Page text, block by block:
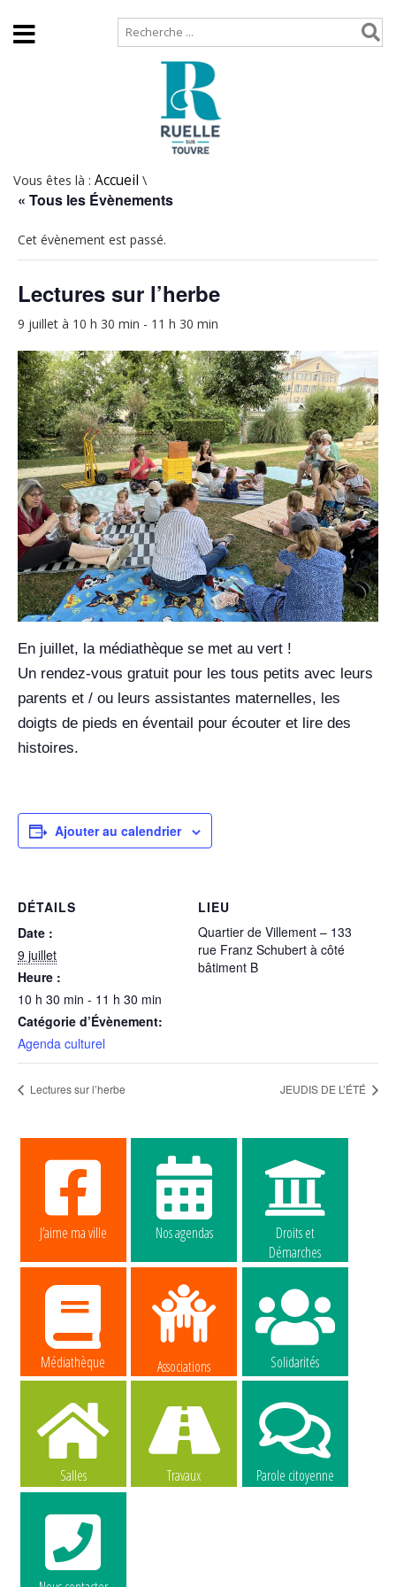
Vous êtes là : Accueil \
« Tous les Évènements
Cet évènement est passé.
Lectures sur l’herbe
9 juillet à 10 h 30 min - 11 h 30 min
En juillet, la médiathèque se met au vert !
Un rendez-vous gratuit pour les tous petits avec leurs
parents et / ou leurs assistantes maternelles, les
doigts de pieds en éventail pour écouter et lire des
histoires.
Ajouter au calendrier
DÉTAILS
Date :
9 juillet
Heure :
10 h 30 min - 11 h 30 min
Catégorie d’Évènement:
Agenda culturel
LIEU
Quartier de Villement – 133
rue Franz Schubert à côté
bâtiment B
Lectures sur l’herbe JEUDIS DE L’ÉTÉ
J’aime ma ville Nos agendas
Droits et
Démarches
Médiathèque Associations Solidarités
Salles Travaux Parole citoyenne